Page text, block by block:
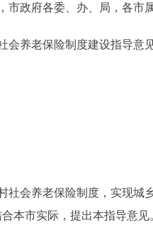
市政府各委、办、局，各市
养老保险制度建设指导意
会养老保险制度，实现城乡
本市实际，提出本指导意见